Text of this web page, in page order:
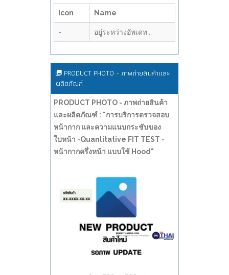
Icon Name
- อยู่ระหว่างอัพเดท...
PRODUCT PHOTO - ภาพถ่ายสินค้าและ
ผลิตภัณฑ์
PRODUCT PHOTO - ภาพถ่ายสินค้า
และผลิตภัณฑ์ : "การบริการตรวจสอบ
หน้ากาก และความแนบกระชับของ
ใบหน้า -Quanlitative FIT TEST -
หน้ากากครึ่งหน้า แบบใช้ Hood"